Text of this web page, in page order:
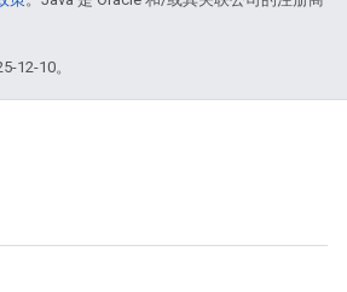
12-10。